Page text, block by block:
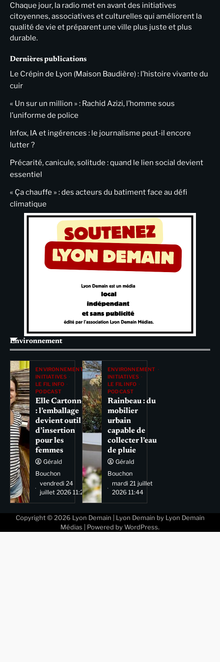
Chaque jour, la radio met en avant des initiatives
citoyennes, associatives et culturelles qui améliorent la
qualité de vie et préparent une ville plus juste et plus
durable.
Dernières publications
Le Crépin de Lyon (Maison Baudière) : l’histoire vivante du
cuir
« Un sur un million » : Rachid Azizi, l’homme sous
l’uniforme de police
Infox, IA et ingérences : le journalisme peut-il encore
lutter ?
Précarité, canicule, solitude : quand le lien social devient
essentiel
« Ça chauffe » : des acteurs du batiment face au défi
climatique
Environnement
ENVIRONNEMENT
INITIATIVES
LE FIL INFO
PODCAST
Elle Cartonne
: l’emballage
devient outil
d’insertion
pour les
femmes
Gérald
Bouchon
vendredi 24
juillet 2026 11:29
ENVIRONNEMENT
INITIATIVES
LE FIL INFO
PODCAST
Rainbeau : du
mobilier
urbain
capable de
collecter l’eau
de pluie
Gérald
Bouchon
mardi 21 juillet
2026 11:44
Copyright © 2026 Lyon Demain | Lyon Demain by Lyon Demain
Médias | Powered by WordPress.